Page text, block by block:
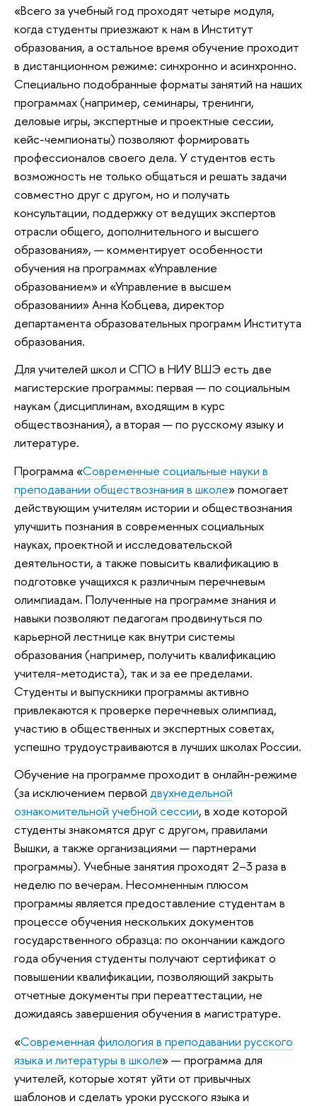
«Всего за учебный год проходят четыре модуля,
когда студенты приезжают к нам в Институт
образования, а остальное время обучение проходит
в дистанционном режиме: синхронно и асинхронно.
Специально подобранные форматы занятий на наших
программах (например, семинары, тренинги,
деловые игры, экспертные и проектные сессии,
кейс-чемпионаты) позволяют формировать
профессионалов своего дела. У студентов есть
возможность не только общаться и решать задачи
совместно друг с другом, но и получать
консультации, поддержку от ведущих экспертов
отрасли общего, дополнительного и высшего
образования», — комментирует особенности
обучения на программах «Управление
образованием» и «Управление в высшем
образовании» Анна Кобцева, директор
департамента образовательных программ Института
образования.
Для учителей школ и СПО в НИУ ВШЭ есть две
магистерские программы: первая — по социальным
наукам (дисциплинам, входящим в курс
обществознания), а вторая — по русскому языку и
литературе.
Программа «Современные социальные науки в
преподавании обществознания в школе» помогает
действующим учителям истории и обществознания
улучшить познания в современных социальных
науках, проектной и исследовательской
деятельности, а также повысить квалификацию в
подготовке учащихся к различным перечневым
олимпиадам. Полученные на программе знания и
навыки позволяют педагогам продвинуться по
карьерной лестнице как внутри системы
образования (например, получить квалификацию
учителя-методиста), так и за ее пределами.
Студенты и выпускники программы активно
привлекаются к проверке перечневых олимпиад,
участию в общественных и экспертных советах,
успешно трудоустраиваются в лучших школах России.
Обучение на программе проходит в онлайн-режиме
(за исключением первой двухнедельной
ознакомительной учебной сессии, в ходе которой
студенты знакомятся друг с другом, правилами
Вышки, а также организациями — партнерами
программы). Учебные занятия проходят 2–3 раза в
неделю по вечерам. Несомненным плюсом
программы является предоставление студентам в
процессе обучения нескольких документов
государственного образца: по окончании каждого
года обучения студенты получают сертификат о
повышении квалификации, позволяющий закрыть
отчетные документы при переаттестации, не
дожидаясь завершения обучения в магистратуре.
«Современная филология в преподавании русского
языка и литературы в школе» — программа для
учителей, которые хотят уйти от привычных
шаблонов и сделать уроки русского языка и